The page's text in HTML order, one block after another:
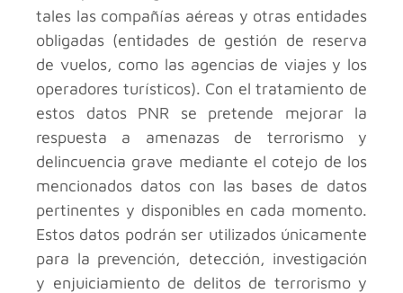
tales las compañías aéreas y otras entidades
obligadas (entidades de gestión de reserva
de vuelos, como las agencias de viajes y los
operadores turísticos). Con el tratamiento de
estos datos PNR se pretende mejorar la
respuesta a amenazas de terrorismo y
delincuencia grave mediante el cotejo de los
mencionados datos con las bases de datos
pertinentes y disponibles en cada momento.
Estos datos podrán ser utilizados únicamente
para la prevención, detección, investigación
y enjuiciamiento de delitos de terrorismo y